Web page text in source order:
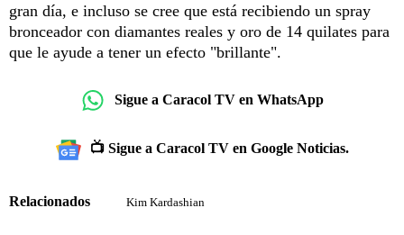
gran día, e incluso se cree que está recibiendo un spray
bronceador con diamantes reales y oro de 14 quilates para
que le ayude a tener un efecto "brillante".
Sigue a Caracol TV en WhatsApp
📺 Sigue a Caracol TV en Google Noticias.
Relacionados Kim Kardashian